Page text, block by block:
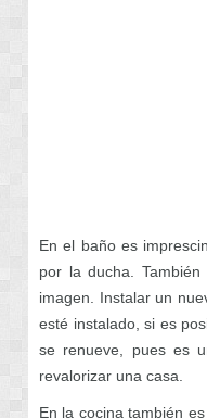
En el baño es
por la ducha.
imagen. Instalar un
esté instalado, si es
se renueve, pues es
revalorizar una casa.
En la cocina también